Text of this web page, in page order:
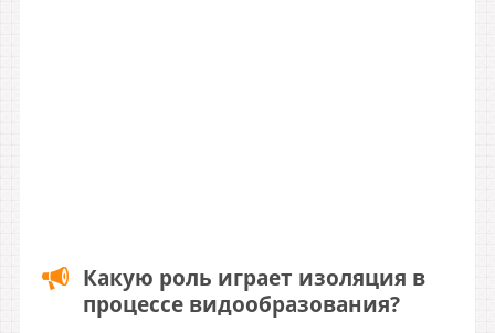
Какую роль играет изоляция в
процессе видообразования?